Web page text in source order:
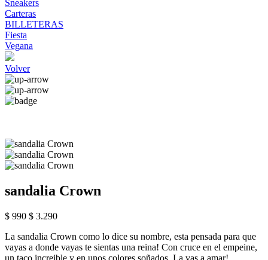
Sneakers
Carteras
BILLETERAS
Fiesta
Vegana
Volver
sandalia Crown
$ 990 $ 3.290
La sandalia Crown como lo dice su nombre, esta pensada para que
vayas a donde vayas te sientas una reina! Con cruce en el empeine,
un taco increible y en unos colores soñados. La vas a amar!